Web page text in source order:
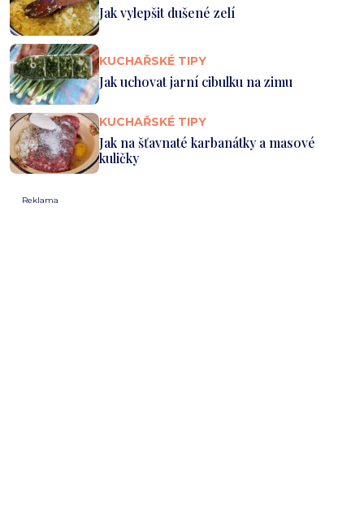
Jak vylepšit dušené zelí
KUCHAŘSKÉ TIPY
Jak uchovat jarní cibulku na zimu
KUCHAŘSKÉ TIPY
Jak na šťavnaté karbanátky a masové
kuličky
Reklama